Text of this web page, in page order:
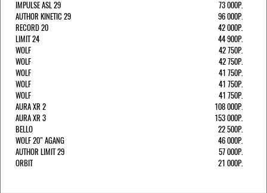
IMPULSE ASL 29
73 000Р.
AUTHOR KINETIC 29
96 000Р.
RECORD 20
42 000Р.
LIMIT 24
44 900Р.
WOLF
42 750Р.
WOLF
42 750Р.
WOLF
41 750Р.
WOLF
41 750Р.
WOLF
41 750Р.
AURA XR 2
108 000Р.
AURA XR 3
153 000Р.
BELLO
22 500Р.
WOLF 20" AGANG
46 000Р.
AUTHOR LIMIT 29
57 000Р.
ORBIT
21 000Р.